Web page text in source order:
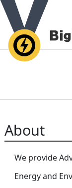
About
We provide
Energy and